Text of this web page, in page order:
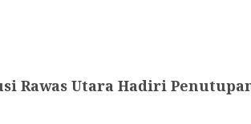
Rawas Utara Hadiri